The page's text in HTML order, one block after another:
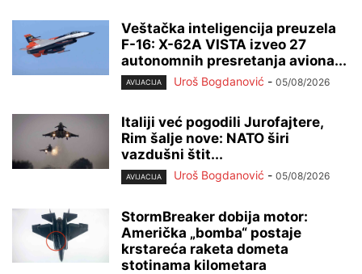
Veštačka inteligencija preuzela
F-16: X-62A VISTA izveo 27
autonomnih presretanja aviona...
AVIJACIJA Uroš Bogdanović - 05/08/2026
Italiji već pogodili Jurofajtere,
Rim šalje nove: NATO širi
vazdušni štit...
AVIJACIJA Uroš Bogdanović - 05/08/2026
StormBreaker dobija motor:
Američka „bomba“ postaje
krstareća raketa dometa
stotinama kilometara